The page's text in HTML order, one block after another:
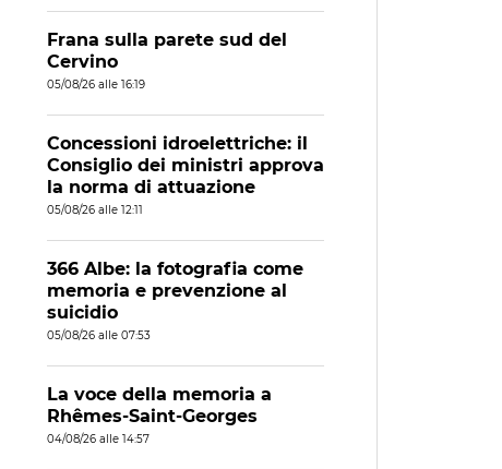
Frana sulla parete sud del
Cervino
05/08/26 alle 16:19
Concessioni idroelettriche: il
Consiglio dei ministri approva
la norma di attuazione
05/08/26 alle 12:11
366 Albe: la fotografia come
memoria e prevenzione al
suicidio
05/08/26 alle 07:53
La voce della memoria a
Rhêmes-Saint-Georges
04/08/26 alle 14:57